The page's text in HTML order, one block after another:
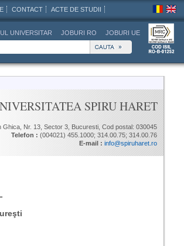
CONTACT ACTE DE STUDII
UNIVERSITAR JOBURI RO JOBURI UE
SPIRU HARET
Ghica, Nr. 13, Sector 3, Bucuresti, Cod postal: 030045
Telefon : (004021) 455.1000; 314.00.75; 314.00.76
E-mail : info@spiruharet.ro